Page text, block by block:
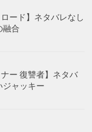
ード】ネタバレなし
融合
ー 復讐者】ネタバ
ジャッキー